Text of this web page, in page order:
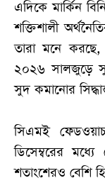
এদিকে মার্কিন
শক্তিশালী
তারা মনে করছে,
২০২৬ সালজুড়ে
সুদ কমানোর
সিএমই
ডিসেম্বরের
শতাংশেরও বেশি